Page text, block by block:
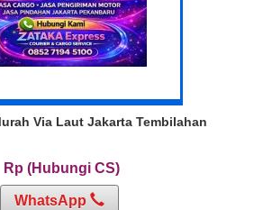
Via Laut Jakarta Tembilahan
Rp (Hubungi CS)
WhatsApp